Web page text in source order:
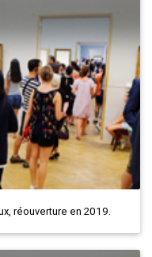
réouverture en 2019.